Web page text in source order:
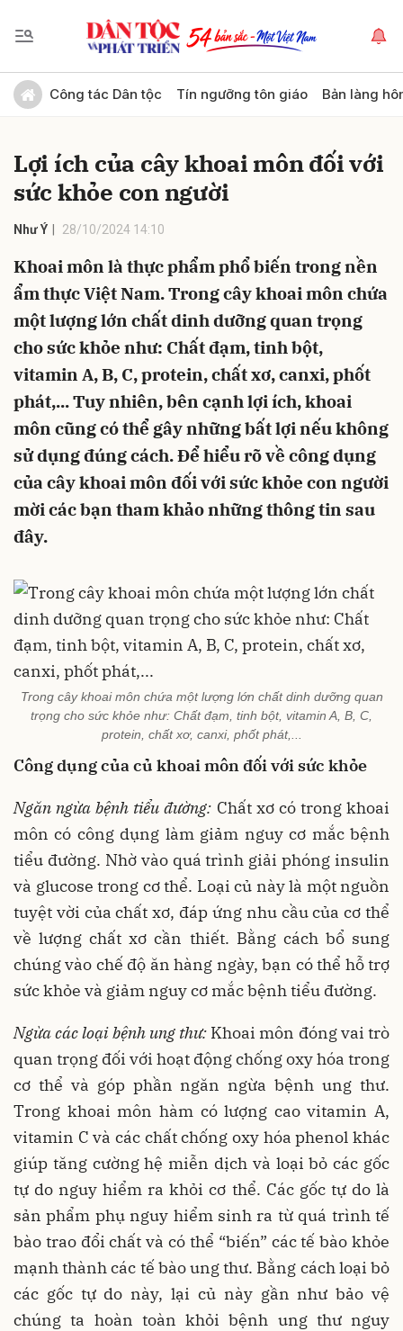
Công tác Dân tộc Tín ngưỡng tôn giáo Bản làng
Lợi ích của cây khoai môn đối với
sức khỏe con người
Như Ý 28/10/2024 14:10
Khoai môn là thực phẩm phổ biến trong nền
ẩm thực Việt Nam. Trong cây khoai môn chứa
một lượng lớn chất dinh dưỡng quan trọng
cho sức khỏe như: Chất đạm, tinh bột,
vitamin A, B, C, protein, chất xơ, canxi, phốt
phát,... Tuy nhiên, bên cạnh lợi ích, khoai
môn cũng có thể gây những bất lợi nếu không
sử dụng đúng cách. Để hiểu rõ về công dụng
của cây khoai môn đối với sức khỏe con người
mời các bạn tham khảo những thông tin sau
đây.
Trong cây khoai môn chứa một lượng lớn chất dinh dưỡng quan
trọng cho sức khỏe như: Chất đạm, tinh bột, vitamin A, B, C,
protein, chất xơ, canxi, phốt phát,...
Công dụng của củ khoai môn đối với sức khỏe
Ngăn ngừa bệnh tiểu đường: Chất xơ có trong khoai
môn có công dụng làm giảm nguy cơ mắc bệnh
tiểu đường. Nhờ vào quá trình giải phóng insulin
và glucose trong cơ thể. Loại củ này là một nguồn
tuyệt vời của chất xơ, đáp ứng nhu cầu của cơ thể
về lượng chất xơ cần thiết. Bằng cách bổ sung
chúng vào chế độ ăn hàng ngày, bạn có thể hỗ trợ
sức khỏe và giảm nguy cơ mắc bệnh tiểu đường.
Ngừa các loại bệnh ung thư: Khoai môn đóng vai trò
quan trọng đối với hoạt động chống oxy hóa trong
cơ thể và góp phần ngăn ngừa bệnh ung thư.
Trong khoai môn hàm có lượng cao vitamin A,
vitamin C và các chất chống oxy hóa phenol khác
giúp tăng cường hệ miễn dịch và loại bỏ các gốc
tự do nguy hiểm ra khỏi cơ thể. Các gốc tự do là
sản phẩm phụ nguy hiểm sinh ra từ quá trình tế
bào trao đổi chất và có thể “biến” các tế bào khỏe
mạnh thành các tế bào ung thư. Bằng cách loại bỏ
các gốc tự do này, lại củ này gần như bảo vệ
chúng ta hoàn toàn khỏi bệnh ung thư nguy
Gửi bình luận
Hủy Gửi